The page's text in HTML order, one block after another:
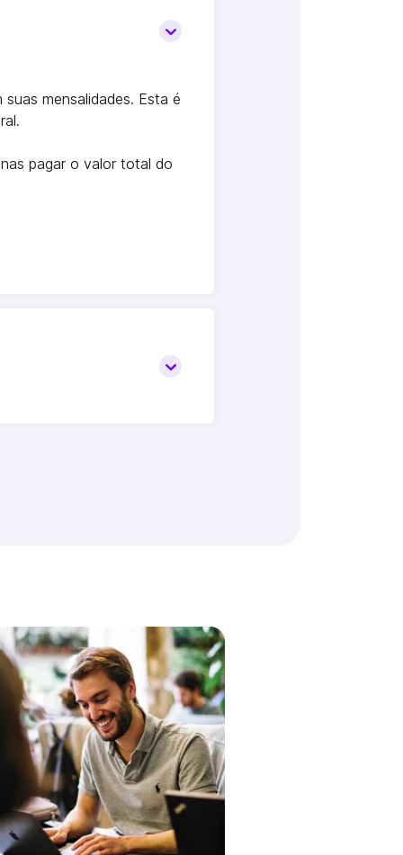
mensalidades. Esta é
pagar o valor total do